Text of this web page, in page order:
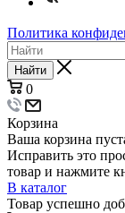
Политика
Найти
0
Корзина
Ваша корзина
Исправить это
товар и нажмите
В каталог
Товар успешно